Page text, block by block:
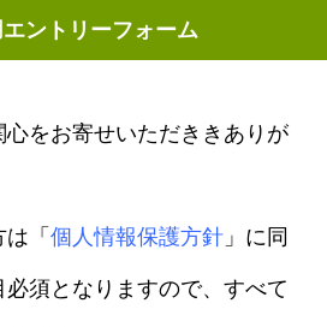
ントリーフォーム
心をお寄せいただききありが
「 個人情報保護方針 」に同
須となりますので、すべて